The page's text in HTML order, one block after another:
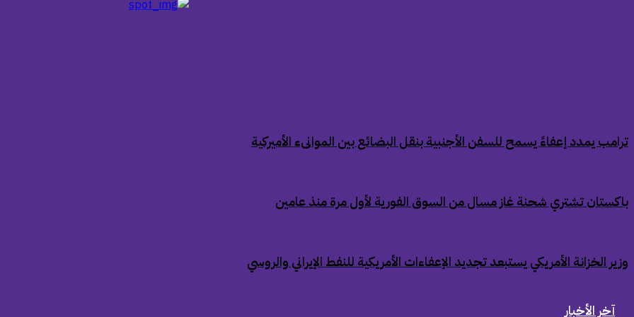
‏ترامب يمدد إعفاءً يسمح للسفن الأجنبية بنقل البضائع بين الموانىء الأميركية
‏باكستان تشتري شحنة غاز مسال من السوق الفورية لأول مرة منذ عامين
‏وزير الخزانة الأمريكي يستبعد تجديد الإعفاءات الأمريكية للنفط الإيراني والروسي
آخر الأخبار